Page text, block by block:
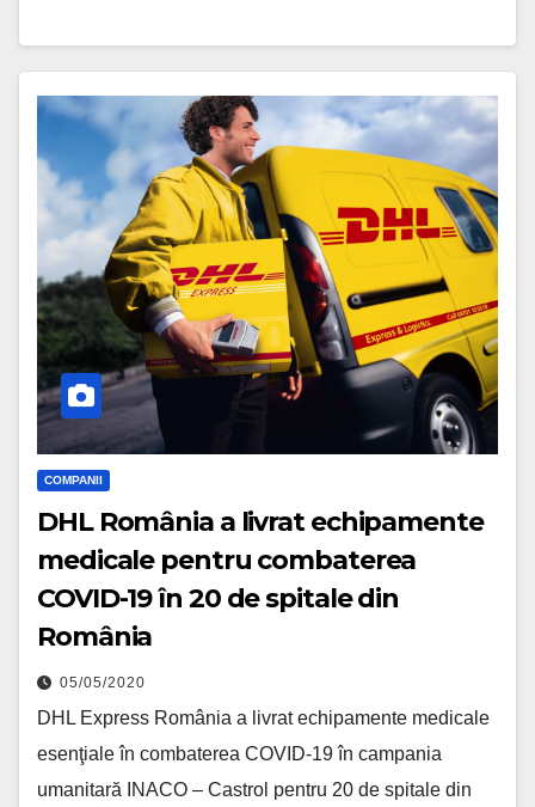
COMPANII
DHL România a livrat echipamente
medicale pentru combaterea
COVID-19 în 20 de spitale din
România
05/05/2020
DHL Express România a livrat echipamente medicale
esenţiale în combaterea COVID-19 în campania
umanitară INACO – Castrol pentru 20 de spitale din